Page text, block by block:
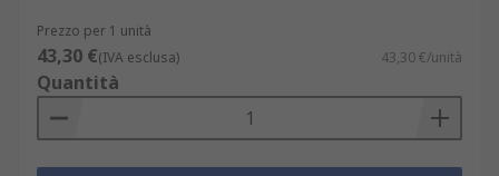
Prezzo per 1 unità
43,30 €(IVA esclusa) 43,30 €/unità
Quantità